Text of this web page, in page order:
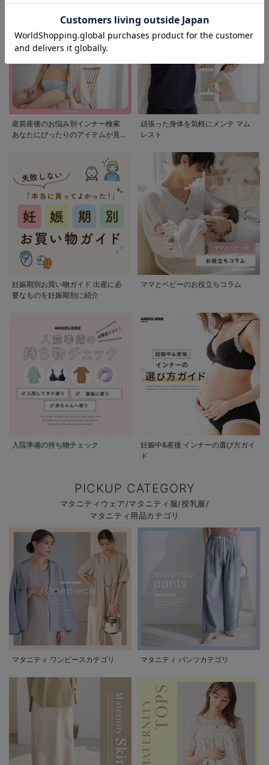
産前産後のお悩み別インナー検索
あなたにぴったりのアイテムが見つ
頑張った身体を気軽にメンテ マム
レスト
妊娠期別お買い物ガイド 出産に必
要なものを妊娠期別に紹介
ママとベビーのお役立ちコラム
入院準備の持ち物チェック
妊娠中&産後 インナーの選び方ガイ
ド
PICKUP CATEGORY
マタニティウェア/マタニティ服/授乳服/
マタニティ用品カテゴリ
マタニティ ワンピースカテゴリ マタニティ パンツカテゴリ